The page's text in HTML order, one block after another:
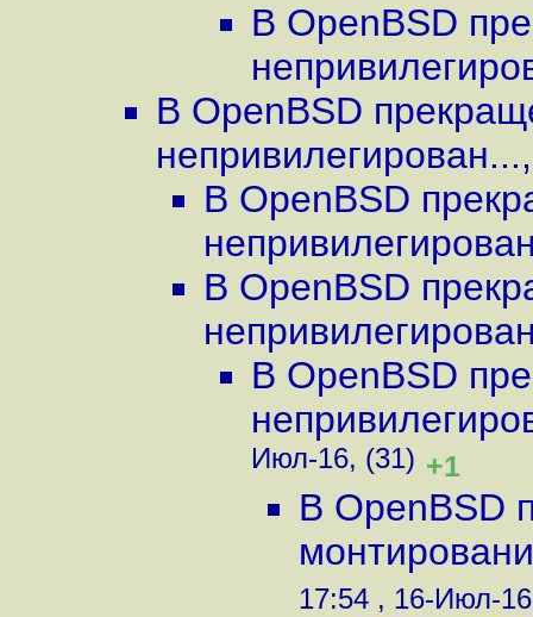
В OpenBSD
В OpenBSD
непривилегирован...
В OpenBSD
В OpenBSD
В OpenBSD
Июл-16, (31) +1
В OpenBSD
17:54 , 16-Июл-